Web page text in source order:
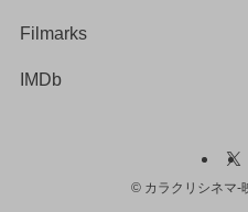
Filmarks
IMDb
©カラクリシネマ-